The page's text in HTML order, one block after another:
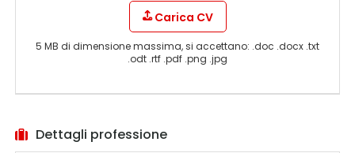
Carica CV
5 MB di dimensione massima, si accettano: .doc .docx .txt
.odt .rtf .pdf .png .jpg
Dettagli professione